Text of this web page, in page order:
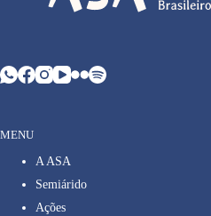
MENU
A ASA
Semiárido
Ações